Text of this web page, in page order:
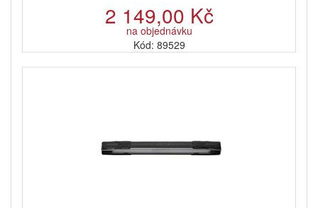
2 149,00 Kč
na objednávku
Kód: 89529